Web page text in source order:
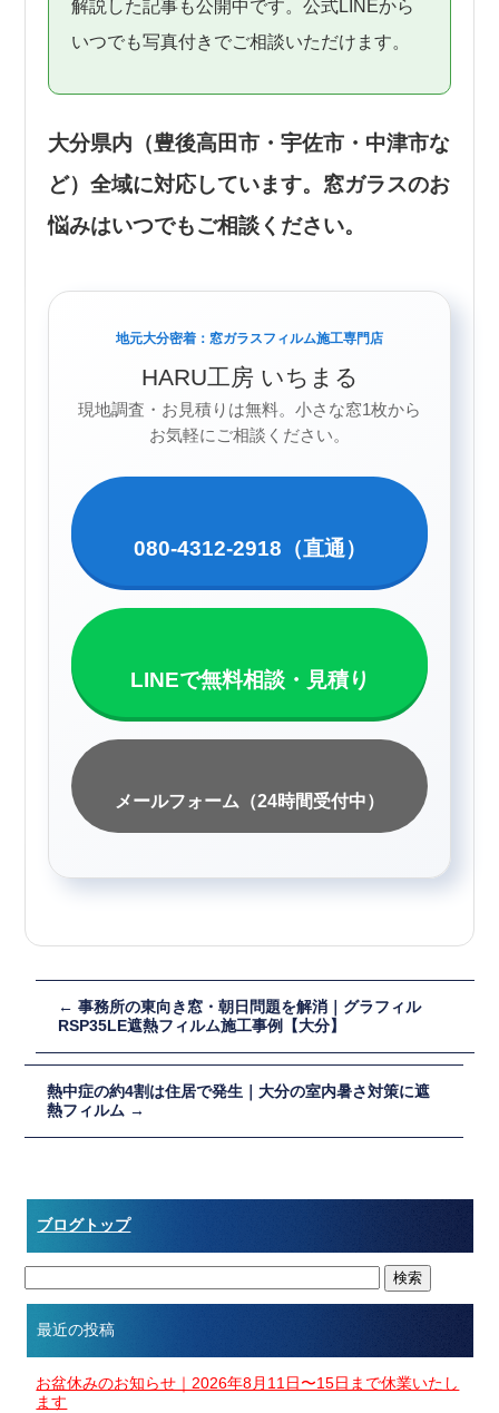
解説した記事も公開中です。公式LINEから
いつでも写真付きでご相談いただけます。
大分県内（豊後高田市・宇佐市・中津市な
ど）全域に対応しています。窓ガラスのお
悩みはいつでもご相談ください。
地元大分密着：窓ガラスフィルム施工専門店
HARU工房 いちまる
現地調査・お見積りは無料。小さな窓1枚から
お気軽にご相談ください。
080-4312-2918（直通）
LINEで無料相談・見積り
メールフォーム（24時間受付中）
← 事務所の東向き窓・朝日問題を解消｜グラフィル
RSP35LE遮熱フィルム施工事例【大分】
熱中症の約4割は住居で発生｜大分の室内暑さ対策に遮
熱フィルム →
ブログトップ
最近の投稿
お盆休みのお知らせ｜2026年8月11日〜15日まで休業いたし
ます